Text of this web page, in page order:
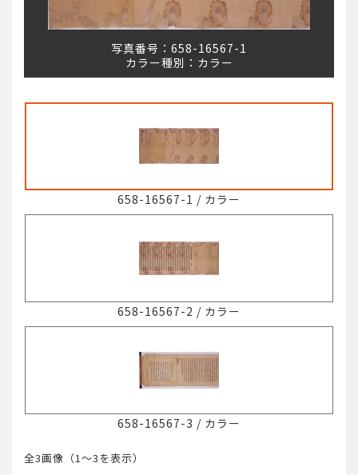
写真番号： 658-16567-1
カラー種別： カラー
658-16567-1 / カラー
658-16567-2 / カラー
658-16567-3 / カラー
全3画像（1～3 を表示）